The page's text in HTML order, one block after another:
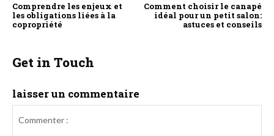
Comprendre les enjeux et
les obligations liées à la
copropriété
Comment choisir le canapé
idéal pour un petit salon:
astuces et conseils
Get in Touch
laisser un commentaire